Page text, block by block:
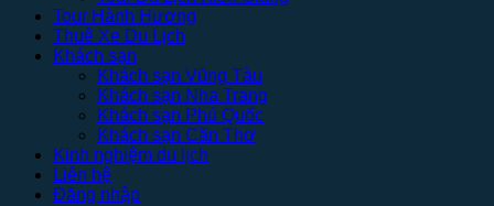
Tour Hành Hương
Thuê Xe Du Lịch
Khách sạn
Khách sạn Vũng Tàu
Khách sạn Nha Trang
Khách sạn Phú Quốc
Khách sạn Cần Thơ
Kinh nghiệm du lịch
Liên hệ
Đăng nhập